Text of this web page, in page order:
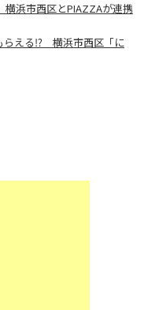
横浜市西区とPIAZZAが連携
らえる⁉ 横浜市西区「に